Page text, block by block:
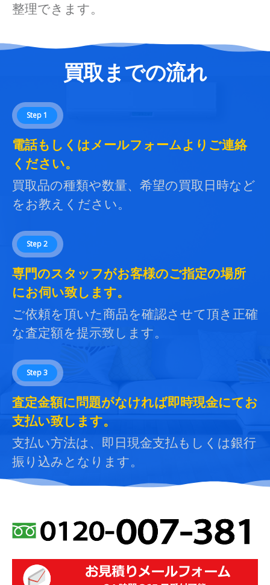
整理できます。
買取までの流れ
Step 1
電話もしくはメールフォームよりご連絡
ください。
買取品の種類や数量、希望の買取日時など
をお教えください。
Step 2
専門のスタッフがお客様のご指定の場所
にお伺い致します。
ご依頼を頂いた商品を確認させて頂き正確
な査定額を提示致します。
Step 3
査定金額に問題がなければ即時現金にてお
支払い致します。
支払い方法は、即日現金支払もしくは銀行
振り込みとなります。